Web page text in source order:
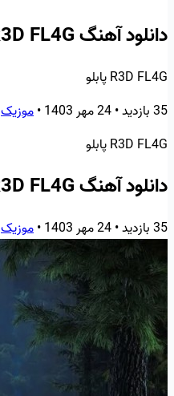
دانلود آهنگ R3D FL4G پابلو + متن آهنگ
R3D FL4G پابلو
35 بازدید
•24 مهر 1403 •موزیک
R3D FL4G پابلو
دانلود آهنگ R3D FL4G پابلو + متن آهنگ
35 بازدید •24 مهر 1403 •موزیک